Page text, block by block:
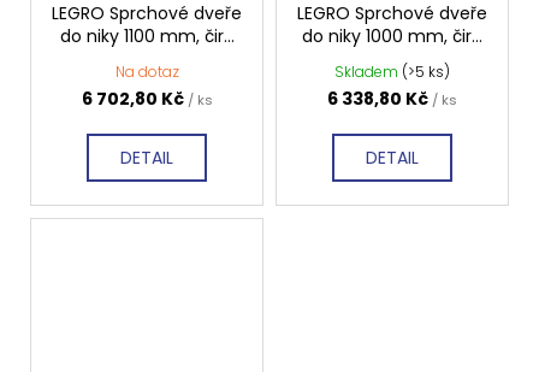
LEGRO Sprchové dveře
do niky 1100 mm, čiré
Na dotaz
6 702,80 Kč / ks
DETAIL
LEGRO Sprchové dveře
do niky 1000 mm, čiré
sklo, GL1210
Skladem (>5 ks)
6 338,80 Kč / ks
DETAIL